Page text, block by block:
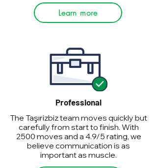
Learn more
Professional
The Taşırizbiz team moves quickly but
carefully from start to finish. With
2500 moves and a 4.9/5 rating, we
believe communication is as
important as muscle.